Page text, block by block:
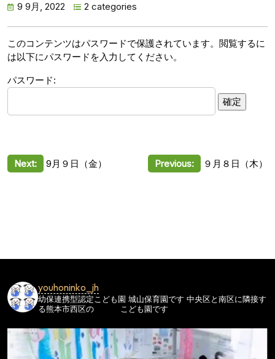
9 9月, 2022 2 categories
このコンテンツはパスワードで保護されています。閲覧するに
は以下にパスワードを入力してください。
パスワード:
投
ー
ョ
ン
Previous: ９月８日（木）
Next: 9月９日（金）
youhoninko_jh
幼保連携型認定こども園 城山保育園です 中央区と南区に隣接す
る熊本市西区の
こども園です